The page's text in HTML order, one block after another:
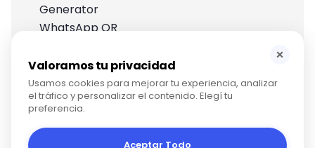
Generator
WhatsApp QR
Centro de ayuda
×
Valoramos tu privacidad
Usamos cookies para mejorar tu experiencia, analizar
el tráfico y personalizar el contenido. Elegí tu
preferencia.
Aceptar Todo